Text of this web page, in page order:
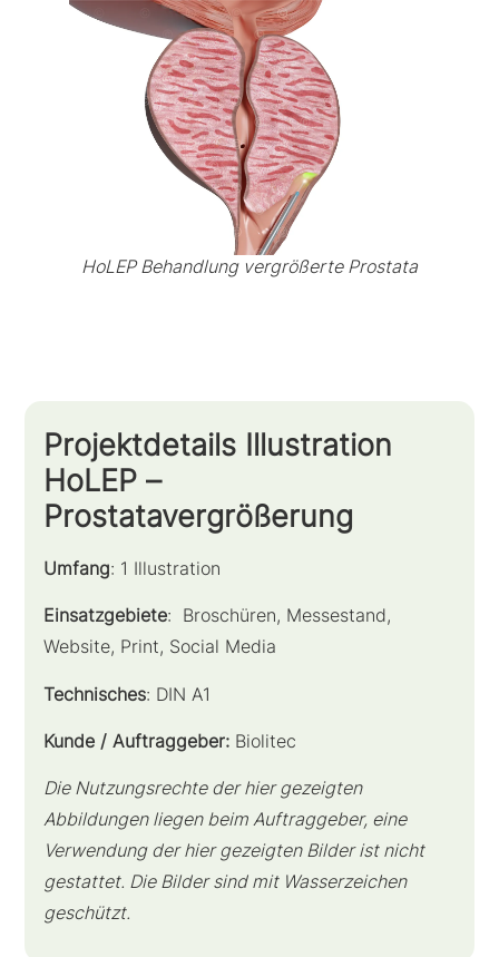
HoLEP Behandlung vergrößerte Prostata
Projektdetails Illustration
HoLEP –
Prostatavergrößerung
Umfang: 1 Illustration
Einsatzgebiete: Broschüren, Messestand,
Website, Print, Social Media
Technisches: DIN A1
Kunde / Auftraggeber:Biolitec
Die Nutzungsrechte der hier gezeigten
Abbildungen liegen beim Auftraggeber, eine
Verwendung der hier gezeigten Bilder ist nicht
gestattet. Die Bilder sind mit Wasserzeichen
geschützt.